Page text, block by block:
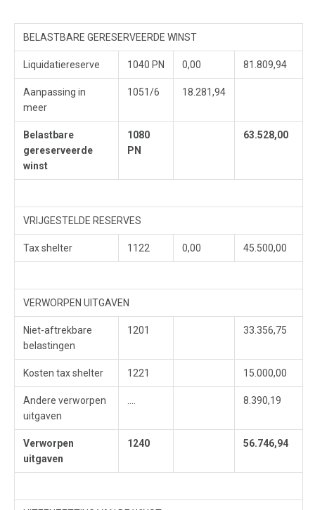
BELASTBARE GERESERVEERDE WINST
Liquidatiereserve 1040 PN 0,00 81.809,94
Aanpassing in
meer
1051/6 18.281,94
Belastbare
gereserveerde
winst
1080
PN
63.528,00
VRIJGESTELDE RESERVES
Tax shelter 1122 0,00 45.500,00
VERWORPEN UITGAVEN
Niet-aftrekbare
belastingen
1201 33.356,75
Kosten tax shelter 1221 15.000,00
Andere verworpen
uitgaven
.... 8.390,19
Verworpen
uitgaven
1240 56.746,94